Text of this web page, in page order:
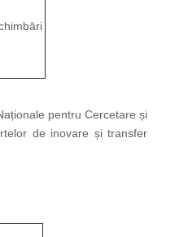
pentru Cercetare și
de inovare și transfer